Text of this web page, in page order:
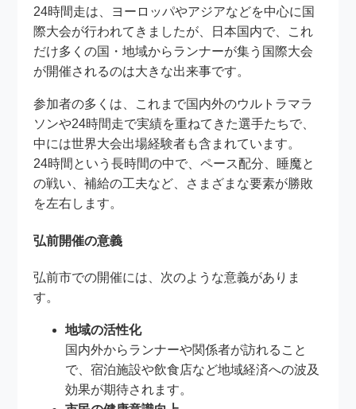
24時間走は、ヨーロッパやアジアなどを中心に国
際大会が行われてきましたが、日本国内で、これ
だけ多くの国・地域からランナーが集う国際大会
が開催されるのは大きな出来事です。
参加者の多くは、これまで国内外のウルトラマラ
ソンや24時間走で実績を重ねてきた選手たちで、
中には世界大会出場経験者も含まれています。
24時間という長時間の中で、ペース配分、睡魔と
の戦い、補給の工夫など、さまざまな要素が勝敗
を左右します。
弘前開催の意義
弘前市での開催には、次のような意義がありま
す。
地域の活性化
国内外からランナーや関係者が訪れること
で、宿泊施設や飲食店など地域経済への波及
効果が期待されます。